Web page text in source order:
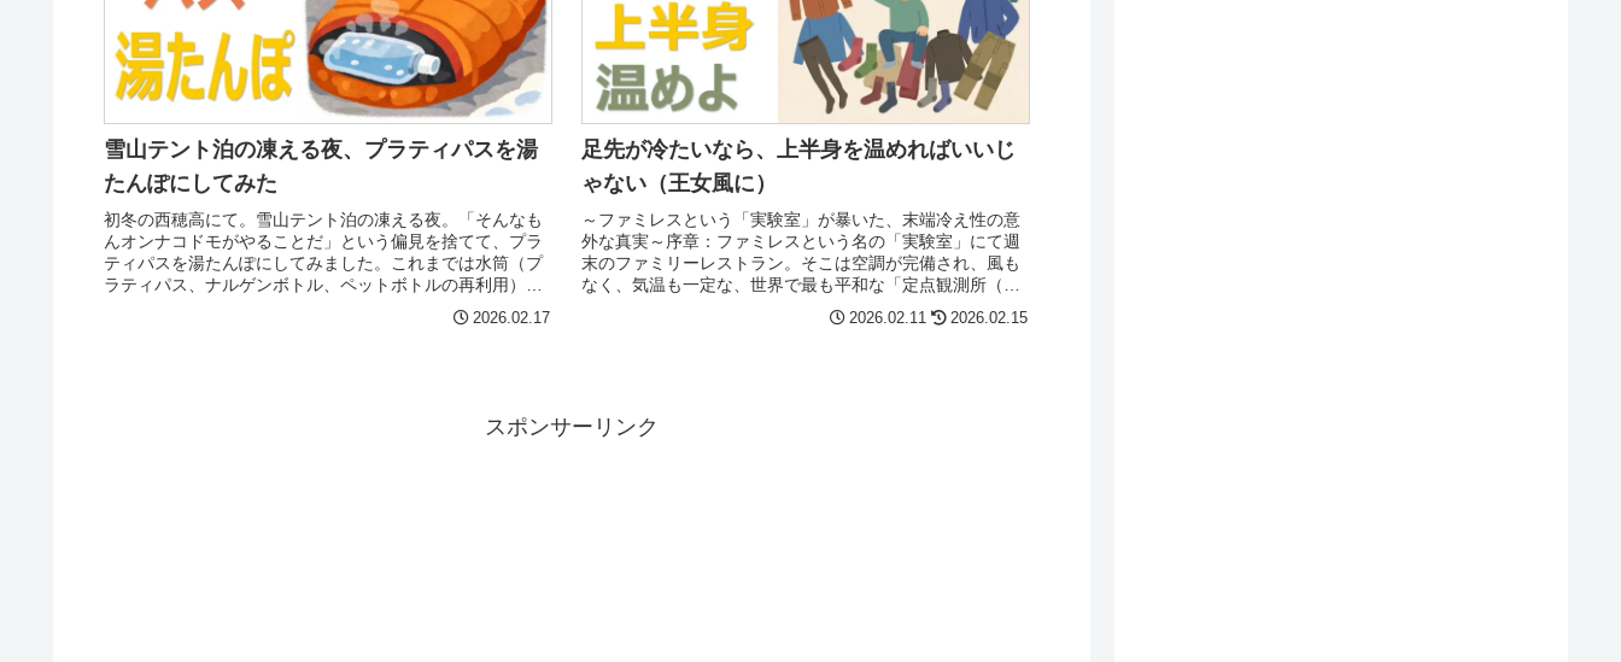
雪山テント泊の凍える夜、プラティパスを湯
たんぽにしてみた
初冬の西穂高にて。雪山テント泊の凍える夜。「そんなも
んオンナコドモがやることだ」という偏見を捨てて、プラ
ティパスを湯たんぽにしてみました。これまでは水筒（プ
ラティパス、ナルゲンボトル、ペットボトルの再利用）の
2026.02.17
足先が冷たいなら、上半身を温めればいいじ
ゃない（王女風に）
～ファミレスという「実験室」が暴いた、末端冷え性の意
外な真実～序章：ファミレスという名の「実験室」にて週
末のファミリーレストラン。そこは空調が完備され、風も
なく、気温も一定な、世界で最も平和な「定点観測所（ラ
ボ）」です。私はそこで、ある一連...
2026.02.11 2026.02.15
スポンサーリンク